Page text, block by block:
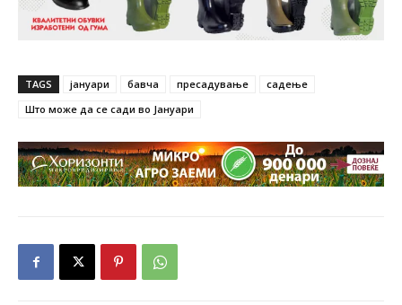
TAGS јануари бавча пресадување
садење
Што може да се сади во Јануари